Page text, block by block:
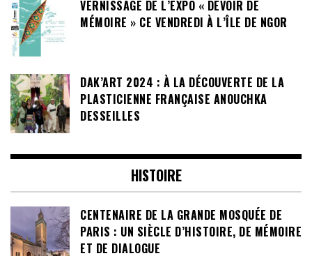
VERNISSAGE DE L’EXPO « DEVOIR DE
MÉMOIRE » CE VENDREDI À L’ÎLE DE NGOR
DAK’ART 2024 : À LA DÉCOUVERTE DE LA
PLASTICIENNE FRANÇAISE ANOUCHKA
DESSEILLES
HISTOIRE
CENTENAIRE DE LA GRANDE MOSQUÉE DE
PARIS : UN SIÈCLE D’HISTOIRE, DE MÉMOIRE
ET DE DIALOGUE